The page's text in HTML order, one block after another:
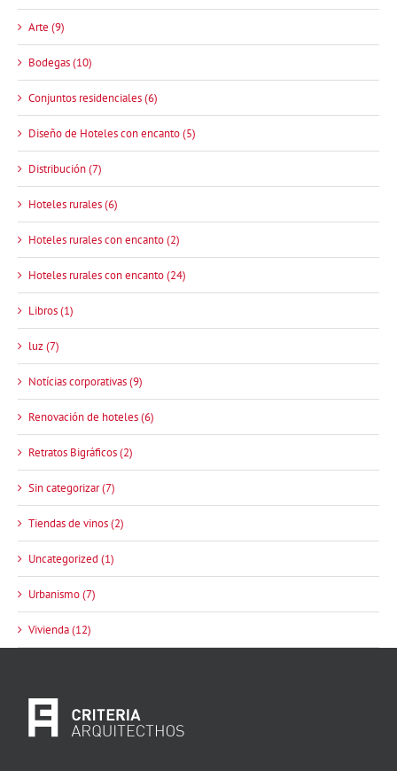
Arte (9)
Bodegas (10)
Conjuntos residenciales (6)
Diseño de Hoteles con encanto (5)
Distribución (7)
Hoteles rurales (6)
Hoteles rurales con encanto (2)
Hoteles rurales con encanto (24)
Libros (1)
luz (7)
Notícias corporativas (9)
Renovación de hoteles (6)
Retratos Bigráficos (2)
Sin categorizar (7)
Tiendas de vinos (2)
Uncategorized (1)
Urbanismo (7)
Vivienda (12)